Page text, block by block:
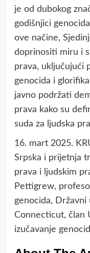
je od dubokog
godišnjici
ove načine,
doprinositi miru i
prava, uključujući
genocida i
javno podržati
prava kako su
suda za ljudska
16. mart 2025.
Srpska i prijetnja
prava i ljudskim
Pettigrew,
genocida,
Connecticut, član
izučavanje